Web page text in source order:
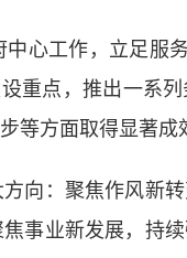
工作，立足服务
重点，推出一系
等方面取得显著成
：聚焦作风新转
事业新发展，持